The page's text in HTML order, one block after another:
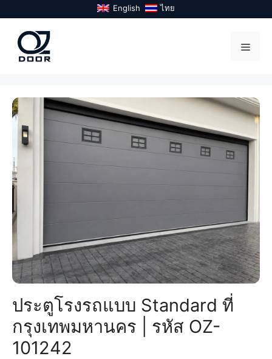
to
content
English ไทย
ประตูโรงรถแบบ Standard ที่
กรุงเทพมหานคร | รหัส OZ-
101242